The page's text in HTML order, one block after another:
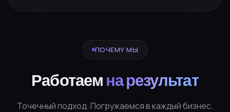
ПОЧЕМУ МЫ
Работаем на результат
Точечный подход. Погружаемся в каждый бизнес.